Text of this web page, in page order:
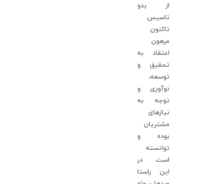
از بدو
تاسیس
تاکنون
مرهون
اعتقاد به
تحقیق و
توسعه،
نوآوری و
توجه به
نیازهای
مشتریان
بوده و
توانسته
است در
این راستا